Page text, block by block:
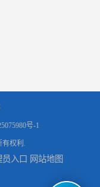
号-1
权利.
员入口 网站地图